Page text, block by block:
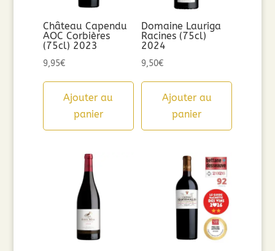
Château Capendu
AOC Corbières
(75cl) 2023
9,95€
Ajouter au
panier
Domaine Lauriga
Racines (75cl)
2024
9,50€
Ajouter au
panier